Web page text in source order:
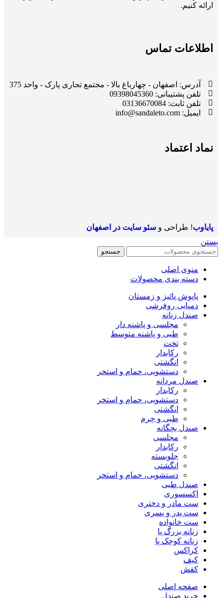
ارائه کنیم.
اطلاعات تماس
آدرس: اصفهان - چهارباغ بالا - مجتمع تجاری پارک - واحد 375
تلفن پشتیبانی: 09398045360
تلفن ثابت: 03136670084
ایمیل: info@sandaleto.com
نماد اعتماد
پایاوب! طراحی و سئو سایت در اصفهان
بستن
جستجو
منوی اصلی
دسته بندی محصولات
پاپوش پائیز و زمستان
دمپایی روفرشی
صندل زنانه
مجلسی و پاشنه دار
طبی و پاشنه متوسط
تخت
رکابدار
انگشتی
دستشویی، حمام و استخر
صندل مردانه
رکابدار
دستشویی، حمام و استخر
انگشتی
طبی و چرم
صندل بچگانه
مجلسی
رکابدار
جلوبسته
انگشتی
دستشویی، حمام و استخر
صندل طبی
اکسسوری
ست مادر و دختری
ست پدر و پسری
ست خانواده
زنانه بزرگ پا
زنانه کوچک پا
کراکس
کیف
کفش
صفحه اصلی
خرید صندل